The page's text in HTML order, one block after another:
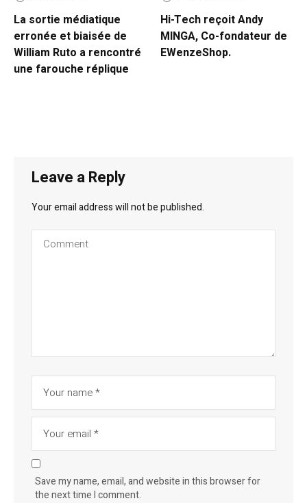
La sortie médiatique
erronée et biaisée de
William Ruto a rencontré
une farouche réplique
Hi-Tech reçoit Andy
MINGA, Co-fondateur de
EWenzeShop.
Leave a Reply
Your email address will not be published.
Save my name, email, and website in this browser for
the next time I comment.